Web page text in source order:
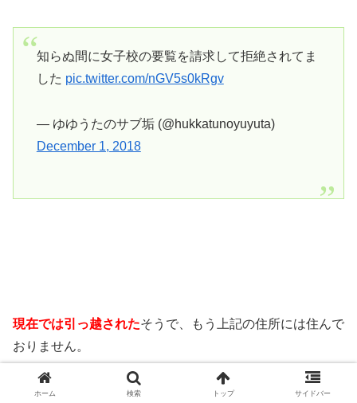
知らぬ間に女子校の要覧を請求して拒絶されてま
した pic.twitter.com/nGV5s0kRgv
— ゆゆうたのサブ垢 (@hukkatunoyuyuta)
December 1, 2018
現在では引っ越されたそうで、もう上記の住所には住んで
おりません。
ホーム 検索 トップ サイドバー